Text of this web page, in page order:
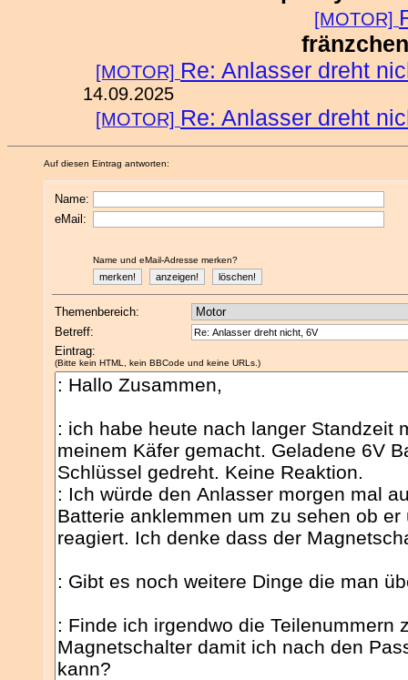
[MOTOR]
[MOTOR] Re: Anlasser dreht
14.09.2025
[MOTOR] Re: Anlasser dreht
Auf diesen Eintrag antworten:
Name:
eMail:
Name und eMail-Adresse merken?
Themenbereich:
Betreff:
Eintrag:
(Bitte kein HTML, kein BBCode und keine URLs.)